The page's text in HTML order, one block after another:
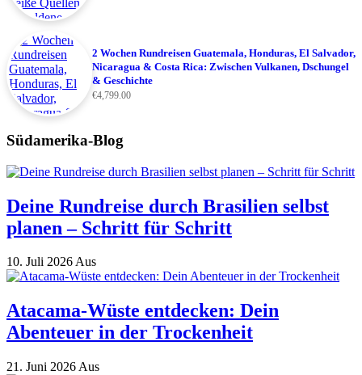
2 Wochen Rundreisen Guatemala, Honduras, El Salvador,
Nicaragua & Costa Rica: Zwischen Vulkanen, Dschungel
& Geschichte
€4,799.00
Südamerika-Blog
Deine Rundreise durch Brasilien selbst
planen – Schritt für Schritt
10. Juli 2026Aus
Atacama-Wüste entdecken: Dein
Abenteuer in der Trockenheit
21. Juni 2026 Aus